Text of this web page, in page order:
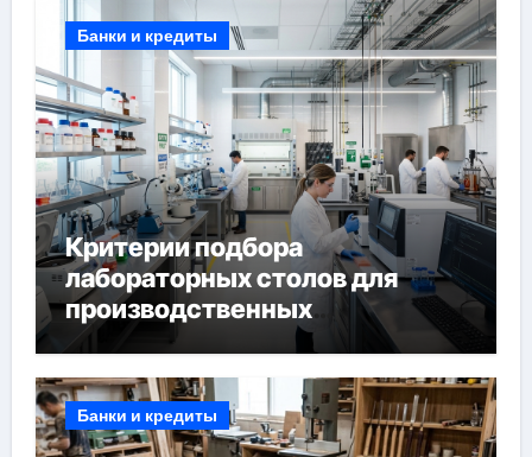
Банки и кредиты
Критерии подбора
лабораторных столов для
производственных
лабораторий
Банки и кредиты